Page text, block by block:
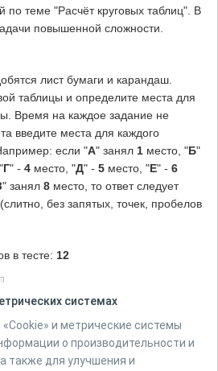
по теме "Расчёт круговых таблиц". В
повышенной сложности.
лист бумаги и карандаш.
таблицы и определите места для
Время на каждое задание не
введите места для каждого
если "А" занял 1 место, "Б"
Г" - 4 место, "Д" - 5 место, "Е" - 6
" занял 8 место, то ответ следует
(слитно, без запятых, точек, пробелов
в тесте: 12
«настольный теннис». Утверждены приказом
Федерации от 19 декабря 2017 г. № 1083, с
Министерства спорта Российской
системах
и метрические системы
о производительности и
также для улучшения и